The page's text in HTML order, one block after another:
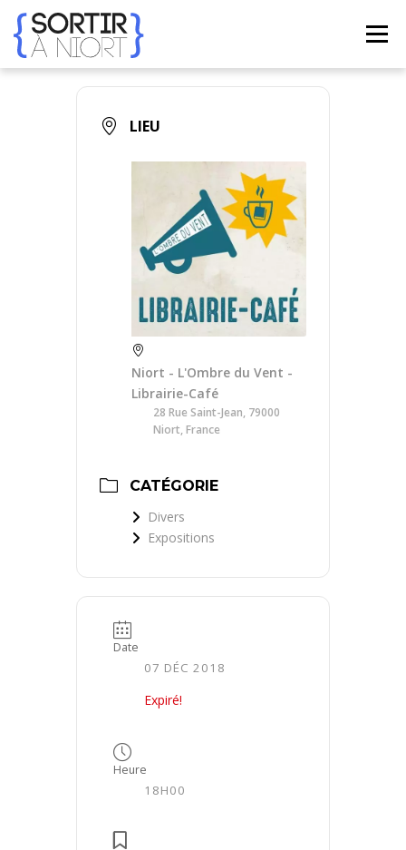
contenu
Menu
LIEU
Niort - L'Ombre du Vent -
Librairie-Café
28 Rue Saint-Jean, 79000
Niort, France
CATÉGORIE
Divers
Expositions
Date
07 DÉC 2018
Expiré!
Heure
18H00